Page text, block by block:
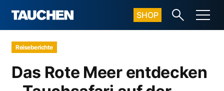
SHOP
Reiseberichte
Das Rote Meer entdecken